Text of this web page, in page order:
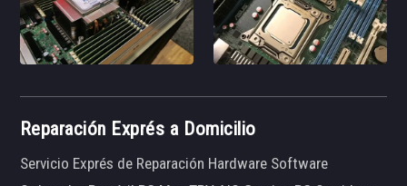
Reparación Exprés a Domicilio
Servicio Exprés de Reparación Hardware Software